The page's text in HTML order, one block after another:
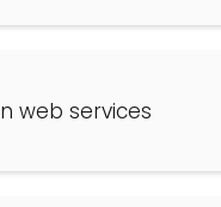
web services